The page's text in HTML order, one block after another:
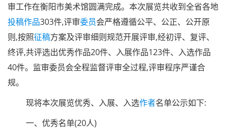
审工作在衡阳市美术馆圆满完成。本次展览共收到全省各地
投稿作品303件,评审委员会严格遵循公平、公正、公开原
则,按照征稿方案及评审细则规范开展评审,经初评、复评、
终评,共评选出优秀作品20件、入展作品123件、入选作品
40件。监审委员会全程监督评审全过程,评审程序严谨合
规。
现将本次展览优秀、入展、入选作者名单公示如下:
一、优秀名单(20人)